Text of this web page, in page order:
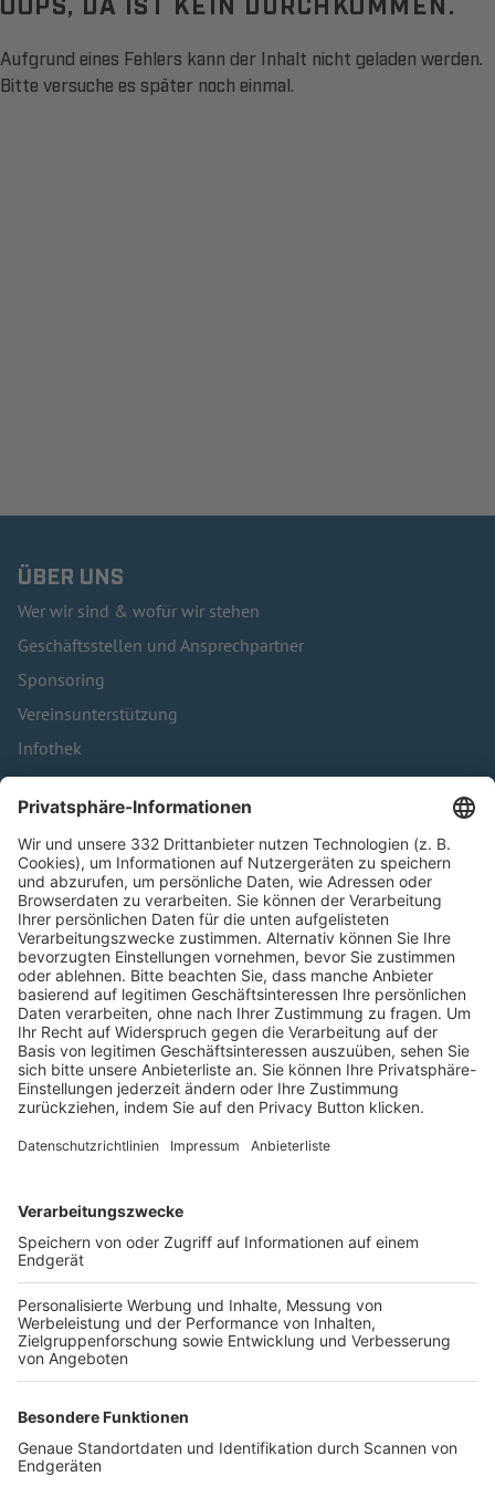
Aufgrund eines Fehlers kann der Inhalt nicht geladen werden.
Bitte versuche es später noch einmal.
ÜBER UNS
Wer wir sind & wofür wir stehen
Geschäftsstellen und Ansprechpartner
Sponsoring
Vereinsunterstützung
Infothek
Kontakt
HÄUFIG BESUCHTE SEITEN
Pässe und Vereinswechsel
Trainerausbildung
Schulungsangebot Vereinsmitarbeiter
BFV-Geschäftsstellen
Trainerbörse
Login SpielPlus
FOLGE DEM BFV
TOP-VEREINE
TOP-PARTNER